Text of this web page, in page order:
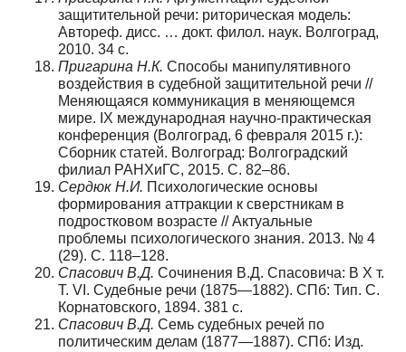
защитительной речи: риторическая модель:
Автореф. дисс. … докт. филол. наук. Волгоград,
2010. 34 с.
Пригарина Н.К. Способы манипулятивного
воздействия в судебной защитительной речи //
Меняющаяся коммуникация в меняющемся
мире. IX международная научно-практическая
конференция (Волгоград, 6 февраля 2015 г.):
Сборник статей. Волгоград: Волгоградский
филиал РАНХиГС, 2015. С. 82–86.
Сердюк Н.И. Психологические основы
формирования аттракции к сверстникам в
подростковом возрасте // Актуальные
проблемы психологического знания. 2013. № 4
(29). С. 118–128.
Спасович В.Д. Сочинения В.Д. Спасовича: В X т.
Т. VI. Судебные речи (1875—1882). СПб: Тип. С.
Корнатовского, 1894. 381 c.
Спасович В.Д. Семь судебных речей по
политическим делам (1877—1887). СПб: Изд.